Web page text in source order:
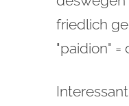
friedlich
"paidion"